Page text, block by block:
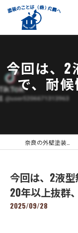
今回は、2
で、耐
今回は、2液
20年以上抜群
2025/09/28